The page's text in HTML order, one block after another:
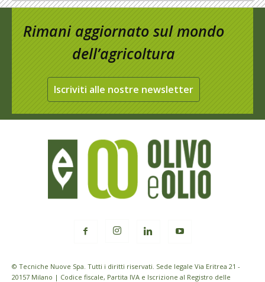
Rimani aggiornato sul mondo
dell’agricoltura
Iscriviti alle nostre newsletter
© Tecniche Nuove Spa. Tutti i diritti riservati. Sede legale Via Eritrea 21 -
20157 Milano | Codice fiscale, Partita IVA e Iscrizione al Registro delle